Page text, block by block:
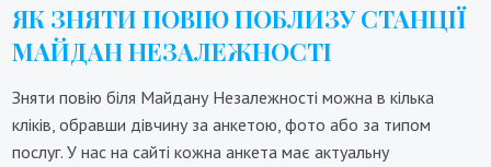
ЯК ЗНЯТИ ПОВІЮ ПОБЛИЗУ СТАНЦІЇ
МАЙДАН НЕЗАЛЕЖНОСТІ
Зняти повію біля Майдану Незалежності можна в кілька
кліків, обравши дівчину за анкетою, фото або за типом
послуг. У нас на сайті кожна анкета має актуальну